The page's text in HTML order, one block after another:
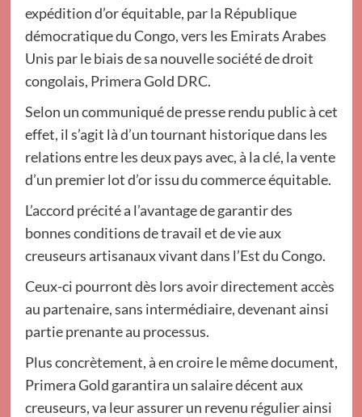
expédition d’or équitable, par la République
démocratique du Congo, vers les Emirats Arabes
Unis par le biais de sa nouvelle société de droit
congolais, Primera Gold DRC.
Selon un communiqué de presse rendu public à cet
effet, il s’agit là d’un tournant historique dans les
relations entre les deux pays avec, à la clé, la vente
d’un premier lot d’or issu du commerce équitable.
L’accord précité a l’avantage de garantir des
bonnes conditions de travail et de vie aux
creuseurs artisanaux vivant dans l’Est du Congo.
Ceux-ci pourront dès lors avoir directement accès
au partenaire, sans intermédiaire, devenant ainsi
partie prenante au processus.
Plus concrètement, à en croire le même document,
Primera Gold garantira un salaire décent aux
creuseurs, va leur assurer un revenu régulier ainsi